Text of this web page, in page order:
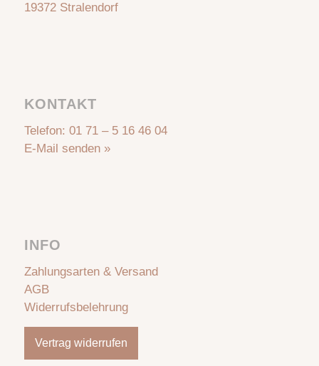
19372 Stralendorf
KONTAKT
Telefon: 01 71 – 5 16 46 04
E-Mail senden »
INFO
Zahlungsarten & Versand
AGB
Widerrufsbelehrung
Vertrag widerrufen